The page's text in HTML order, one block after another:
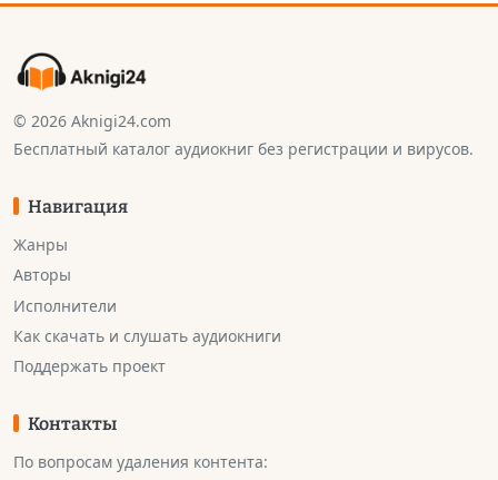
© 2026 Aknigi24.com
Бесплатный каталог аудиокниг без регистрации и вирусов.
Навигация
Жанры
Авторы
Исполнители
Как скачать и слушать аудиокниги
Поддержать проект
Контакты
По вопросам удаления контента: